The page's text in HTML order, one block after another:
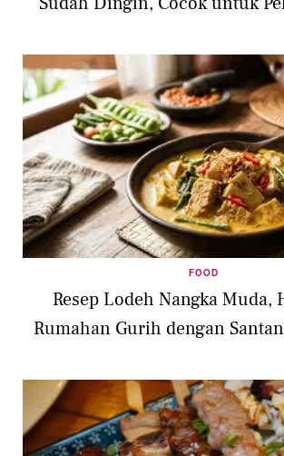
FOOD
Resep Lodeh Nangka Muda,
Rumahan Gurih dengan